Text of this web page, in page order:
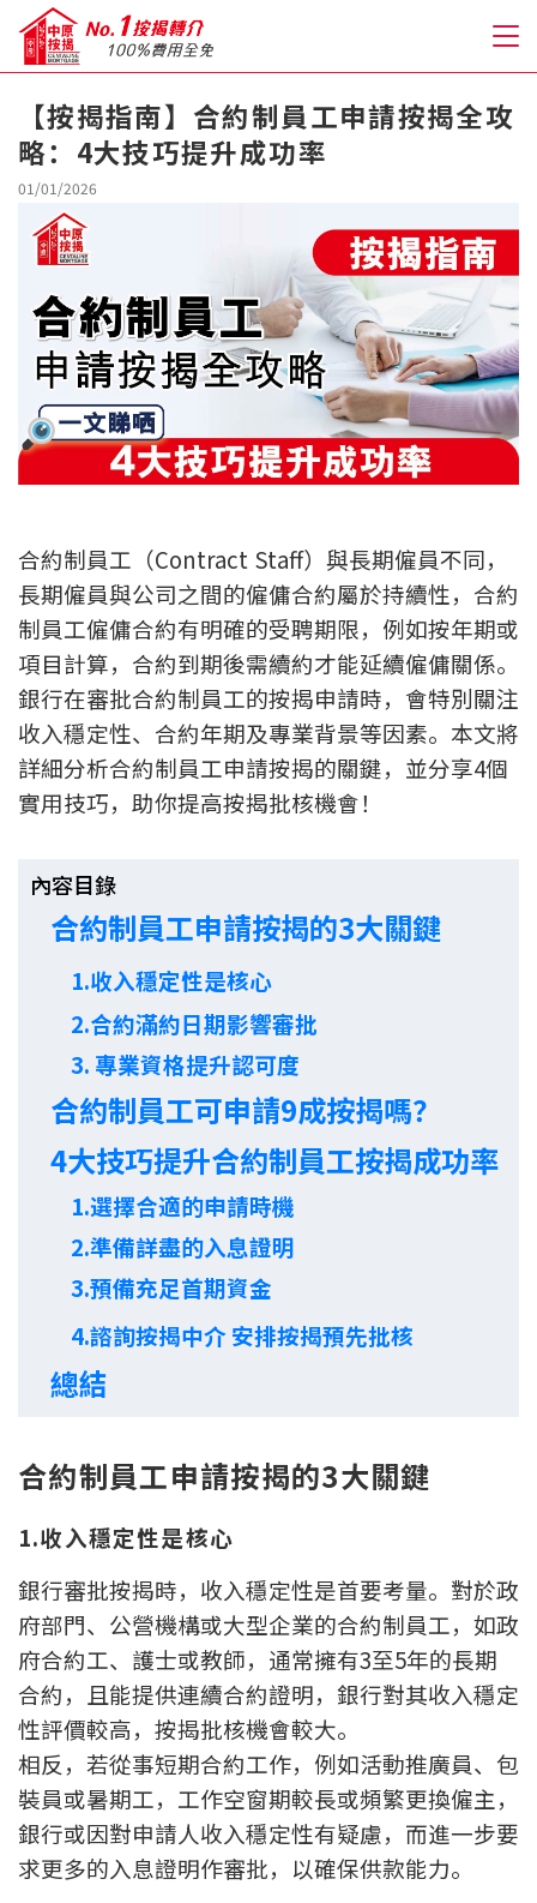
關於我們
格到至抵按揭
免費房貸轉介服務
免費開戶轉介服務
私人貸款
新盤優越按揭優惠
中原按揭標籤優惠
推薦齊齊友賞
按揭工具
按揭計算
置業預算
供款年期計算
工商舖按揭計算
印花稅計算
免費物業估價
按揭全面睇
新聞/研究
公司動態
按揭快趣智識
按揭智庫
樓按專欄
按揭百科
實時銀行資訊
裝修·保險優惠
【按揭指南】合約制員工申請按揭全攻
略：4大技巧提升成功率
01/01/2026
合約制員工（Contract Staff）與長期僱員不同，
長期僱員與公司之間的僱傭合約屬於持續性，合約
制員工僱傭合約有明確的受聘期限，例如按年期或
項目計算，合約到期後需續約才能延續僱傭關係。
銀行在審批合約制員工的按揭申請時，會特別關注
收入穩定性、合約年期及專業背景等因素。本文將
詳細分析合約制員工申請按揭的關鍵，並分享4個
實用技巧，助你提高按揭批核機會！
內容目錄
合約制員工申請按揭的3大關鍵
1.收入穩定性是核心
2.合約滿約日期影響審批
3. 專業資格提升認可度
合約制員工可申請9成按揭嗎？
4大技巧提升合約制員工按揭成功率
1.選擇合適的申請時機
2.準備詳盡的入息證明
3.預備充足首期資金
4.諮詢按揭中介 安排按揭預先批核
總結
合約制員工申請按揭的3大關鍵
1.收入穩定性是核心
銀行審批按揭時，收入穩定性是首要考量。對於政
府部門、公營機構或大型企業的合約制員工，如政
府合約工、護士或教師，通常擁有3至5年的長期
合約，且能提供連續合約證明，銀行對其收入穩定
性評價較高，按揭批核機會較大。
相反，若從事短期合約工作，例如活動推廣員、包
裝員或暑期工，工作空窗期較長或頻繁更換僱主，
銀行或因對申請人收入穩定性有疑慮，而進一步要
求更多的入息證明作審批，以確保供款能力。